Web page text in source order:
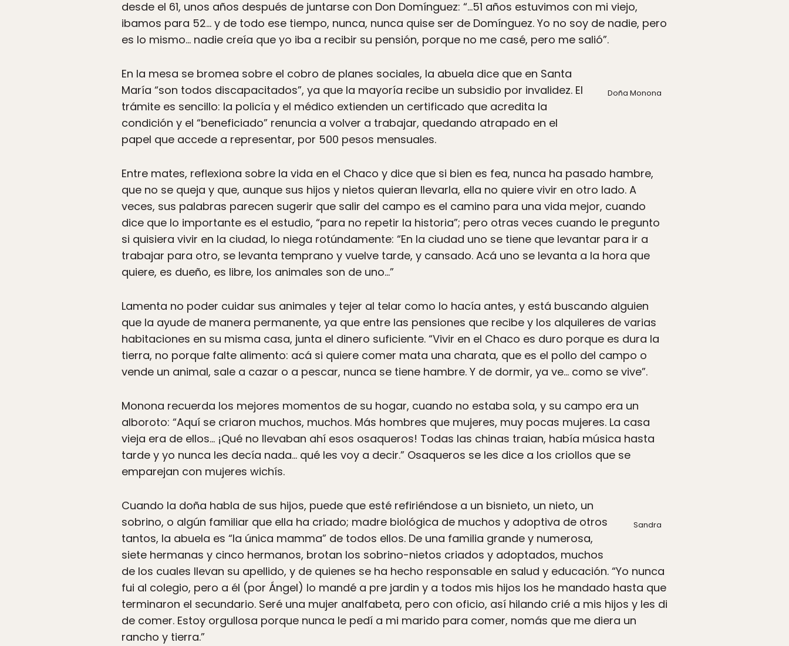
desde el 61, unos años después de juntarse con Don Domínguez: “…51 años estuvimos con mi viejo,
ibamos para 52… y de todo ese tiempo, nunca, nunca quise ser de Domínguez. Yo no soy de nadie, pero
es lo mismo… nadie creía que yo iba a recibir su pensión, porque no me casé, pero me salió”.
Doña Monona
En la mesa se bromea sobre el cobro de planes sociales, la abuela dice que en Santa
María “son todos discapacitados”, ya que la mayoría recibe un subsidio por invalidez. El
trámite es sencillo: la policía y el médico extienden un certificado que acredita la
condición y el “beneficiado” renuncia a volver a trabajar, quedando atrapado en el
papel que accede a representar, por 500 pesos mensuales.
Entre mates, reflexiona sobre la vida en el Chaco y dice que si bien es fea, nunca ha pasado hambre,
que no se queja y que, aunque sus hijos y nietos quieran llevarla, ella no quiere vivir en otro lado. A
veces, sus palabras parecen sugerir que salir del campo es el camino para una vida mejor, cuando
dice que lo importante es el estudio, “para no repetir la historia”; pero otras veces cuando le pregunto
si quisiera vivir en la ciudad, lo niega rotúndamente: “En la ciudad uno se tiene que levantar para ir a
trabajar para otro, se levanta temprano y vuelve tarde, y cansado. Acá uno se levanta a la hora que
quiere, es dueño, es libre, los animales son de uno…”
Lamenta no poder cuidar sus animales y tejer al telar como lo hacía antes, y está buscando alguien
que la ayude de manera permanente, ya que entre las pensiones que recibe y los alquileres de varias
habitaciones en su misma casa, junta el dinero suficiente. “Vivir en el Chaco es duro porque es dura la
tierra, no porque falte alimento: acá si quiere comer mata una charata, que es el pollo del campo o
vende un animal, sale a cazar o a pescar, nunca se tiene hambre. Y de dormir, ya ve… como se vive”.
Monona recuerda los mejores momentos de su hogar, cuando no estaba sola, y su campo era un
alboroto: “Aquí se criaron muchos, muchos. Más hombres que mujeres, muy pocas mujeres. La casa
vieja era de ellos… ¡Qué no llevaban ahí esos osaqueros! Todas las chinas traian, había música hasta
tarde y yo nunca les decía nada… qué les voy a decir.” Osaqueros se les dice a los criollos que se
emparejan con mujeres wichís.
Sandra
Cuando la doña habla de sus hijos, puede que esté refiriéndose a un bisnieto, un nieto, un
sobrino, o algún familiar que ella ha criado; madre biológica de muchos y adoptiva de otros
tantos, la abuela es “la única mamma” de todos ellos. De una familia grande y numerosa,
siete hermanas y cinco hermanos, brotan los sobrino-nietos criados y adoptados, muchos
de los cuales llevan su apellido, y de quienes se ha hecho responsable en salud y educación. “Yo nunca
fui al colegio, pero a él (por Ángel) lo mandé a pre jardin y a todos mis hijos los he mandado hasta que
terminaron el secundario. Seré una mujer analfabeta, pero con oficio, así hilando crié a mis hijos y les di
de comer. Estoy orgullosa porque nunca le pedí a mi marido para comer, nomás que me diera un
rancho y tierra.”